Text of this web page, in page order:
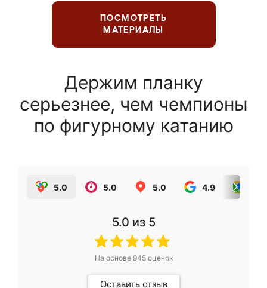
ПОСМОТРЕТЬ
МАТЕРИАЛЫ
Держим планку
серьезнее, чем чемпионы
по фигурному катанию
5.0 5.0 5.0 4.9
5.0 из 5
На основе 945оценок
Оставить отзыв